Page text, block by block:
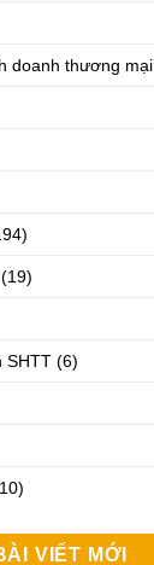
doanh thương mại
(19)
SHTT (6)
VIẾT MỚI